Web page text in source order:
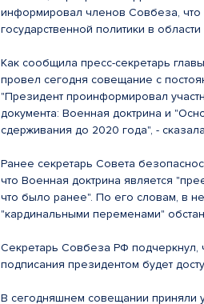
информировал членов Совбеза,
государственной политики в
Как сообщила пресс-секретарь
провел сегодня совещание с
"Президент проинформировал
документа: Военная доктрина и
сдерживания до 2020 года", -
Ранее секретарь Совета
что Военная доктрина является
что было ранее". По его словам, в
"кардинальными переменами"
Секретарь Совбеза РФ подчеркнул,
подписания президентом будет
В сегодняшнем совещании приняли